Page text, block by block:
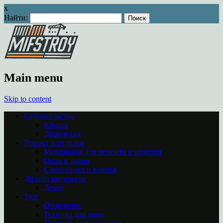
x
Найти:
Main menu
Skip to content
Строительство
Крыша
Двор и сад
Ремонт и отделка
Материалы для ремонта и отделки
Окна и двери
Сантехника и ванная
Дизайн интерьера
Декор
Уют
Отопление
Техника для дома